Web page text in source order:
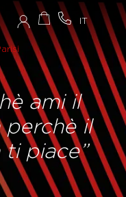
ami il
il
piace”